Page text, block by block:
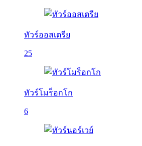
ทัวร์ออสเตรีย
25
ทัวร์โมร็อกโก
6